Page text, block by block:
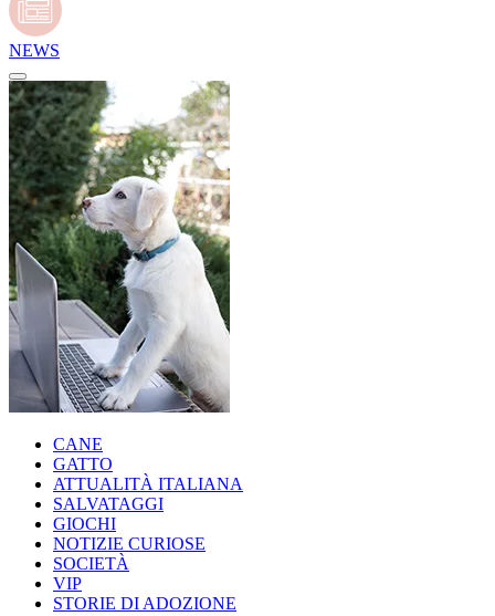
NEWS
CANE
GATTO
ATTUALITÀ ITALIANA
SALVATAGGI
GIOCHI
NOTIZIE CURIOSE
SOCIETÀ
VIP
STORIE DI ADOZIONE